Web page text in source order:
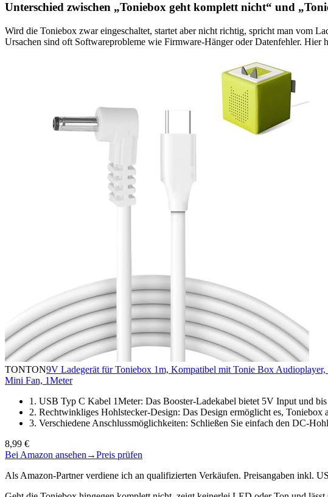
Unterschied zwischen „Toniebox geht komplett nicht“ und
Wird die Toniebox zwar eingeschaltet, startet aber nicht richtig, spricht man vom
Ursachen sind oft Softwareprobleme wie Firmware-Hänger oder Datenfehler.
TONTON9V Ladegerät für Toniebox 1m, Kompatibel mit Tonie Box
Mini Fan, 1Meter
1. USB Typ C Kabel 1Meter: Das Booster-Ladekabel bietet 5V Input und
2. Rechtwinkliges Hohlstecker-Design: Das Design ermöglicht es,
3. Verschiedene Anschlussmöglichkeiten: Schließen Sie einfach den DC-
8,99 €
Bei Amazon ansehen →Preis prüfen
Als Amazon-Partner verdiene ich an qualifizierten Verkäufen. Preisangaben inkl.